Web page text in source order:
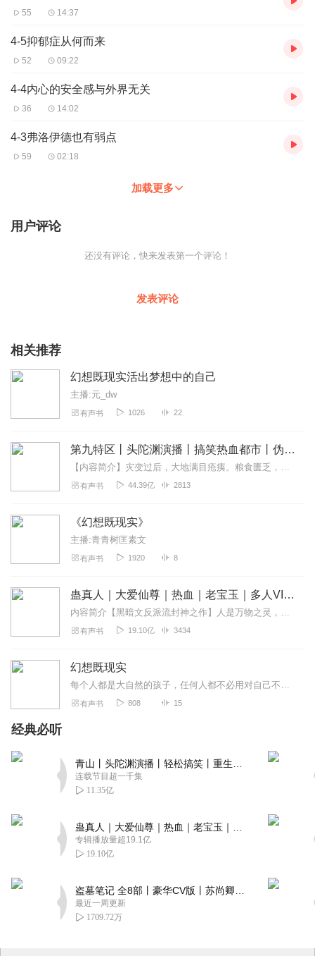
55 14:37
4-5抑郁症从何而来
52 09:22
4-4内心的安全感与外界无关
36 14:02
4-3弗洛伊德也有弱点
59 02:18
加载更多
用户评论
还没有评论，快来发表第一个评论！
发表评论
相关推荐
幻想既现实活出梦想中的自己
主播:元_dw
有声书 1026 22
第九特区丨头陀渊演播丨搞笑热血都市丨伪戒丨VIP免费多人有声剧
【内容简介】灾变过后，大地满目疮痍。粮食匮乏，资源紧俏，局势混乱……一位从待规划区杀出来的青年，背对着漫天黄沙，孤身来到九区谋生，却不曾想偶然结识三五好友，一念...
有声书 44.39亿 2813
《幻想既现实》
主播:青青树匡素文
有声书 1920 8
蛊真人｜大爱仙尊｜热血｜老宝玉｜多人VIP免费有声剧
内容简介【黑暗文反派流封神之作】人是万物之灵，蛊是天地真精。一个穿越者不断重生的故事。一个养蛊、炼蛊、用蛊的奇特世界。配音组（男角色）老宝玉旁白...
有声书 19.10亿 3434
幻想既现实
每个人都是大自然的孩子，任何人都不必用对自己不好的方式来对他人好。我们是人，我们都注定要带着人的全部优点和弱点活着。人真的是这样一种动物，没有情感，会被“饿”死...
有声书 808 15
经典必听
连载节目超一千集
11.35亿
专辑播放量超19.1亿
19.10亿
最近一周更新
1709.72万